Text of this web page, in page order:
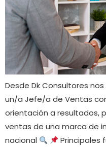
Desde Dk Consultores
un/a Jefe/a de Ventas
orientación a resultados,
ventas de una marca de
nacional
Principales